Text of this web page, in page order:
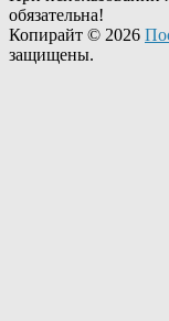
обязательна!
Копирайт © 2026
защищены.